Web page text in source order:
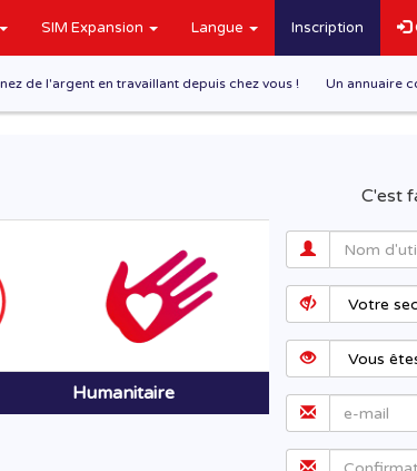
SIM Expansion Langue Inscription
Un annuaire
de l'argent en travaillant depuis chez vous !
Humanitaire
C'est